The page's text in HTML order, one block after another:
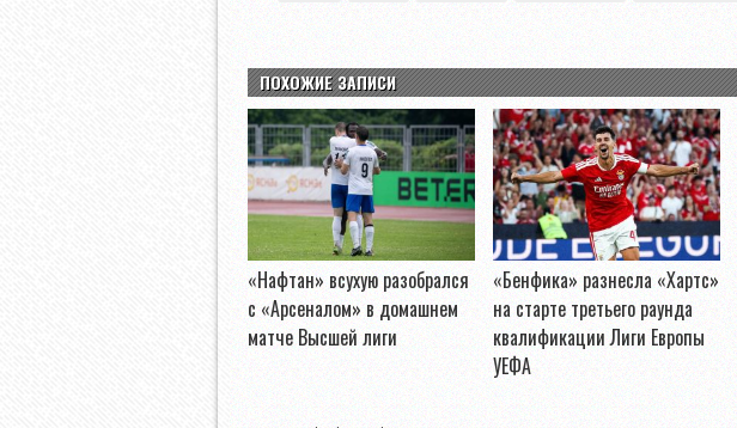
ПОХОЖИЕ ЗАПИСИ
«Нафтан» всухую разобрался
с «Арсеналом» в домашнем
матче Высшей лиги
«Бенфика» разнесла «Хартс»
на старте третьего раунда
квалификации Лиги Европы
УЕФА